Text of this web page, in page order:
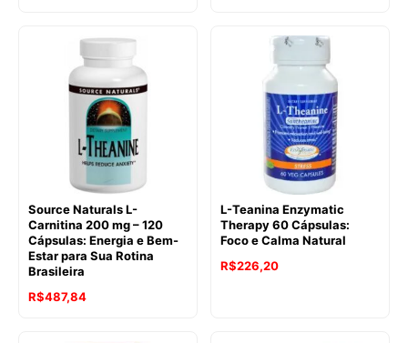
Source Naturals L-
Carnitina 200 mg – 120
Cápsulas: Energia e Bem-
Estar para Sua Rotina
Brasileira
R$487,84
L-Teanina Enzymatic
Therapy 60 Cápsulas:
Foco e Calma Natural
R$226,20